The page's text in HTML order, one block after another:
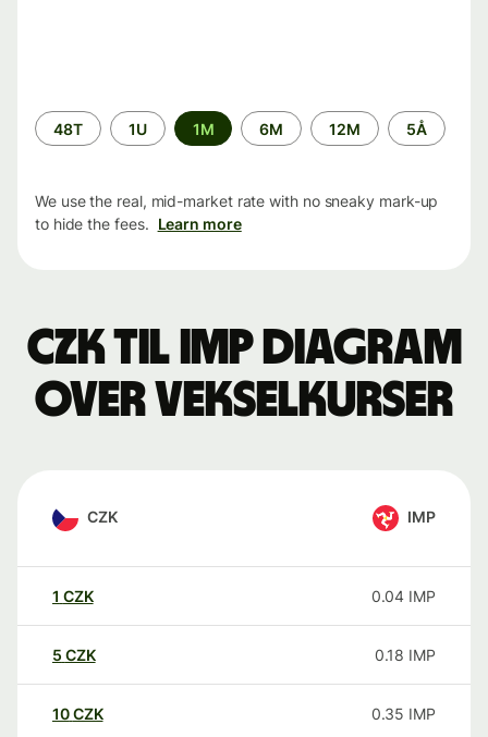
Time
period
48T 1U 1M 6M 12M 5Å
We use the real, mid-market rate with no sneaky mark-up
to hide the fees. Learn more
CZK til IMP Diagram
over vekselkurser
CZK IMP
1 CZK 0.04 IMP
5 CZK 0.18 IMP
10CZK 0.35 IMP